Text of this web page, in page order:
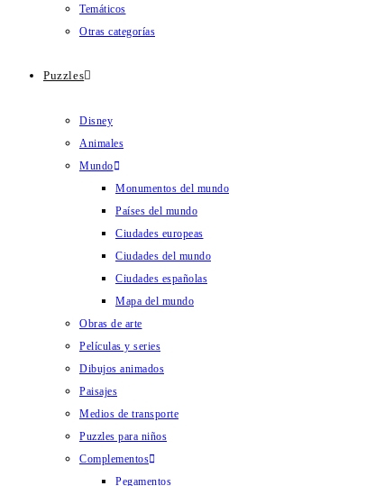
Temáticos
Otras categorías
Puzzles
Disney
Animales
Mundo
Monumentos del mundo
Países del mundo
Ciudades europeas
Ciudades del mundo
Ciudades españolas
Mapa del mundo
Obras de arte
Películas y series
Dibujos animados
Paisajes
Medios de transporte
Puzzles para niños
Complementos
Pegamentos